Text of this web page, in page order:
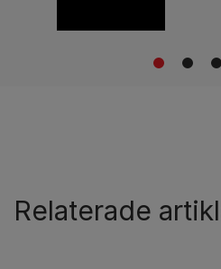
1 2 3
Relaterade